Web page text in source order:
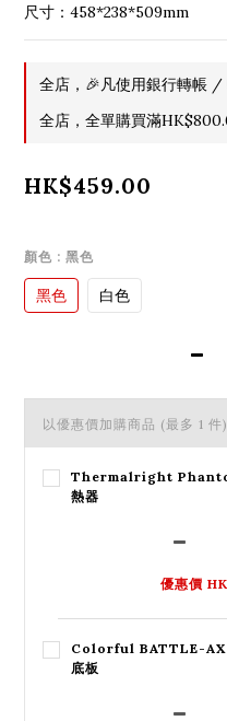
尺寸：458*238*509mm
全店，🎉凡使用銀行轉帳 /
全店，全單購買滿
HK$459.00
顏色 : 黑色
黑色 白色
以優惠價加購商品 (最多 1 件)
Thermalright
熱器
優惠價
Colorful BATTLE-
底板